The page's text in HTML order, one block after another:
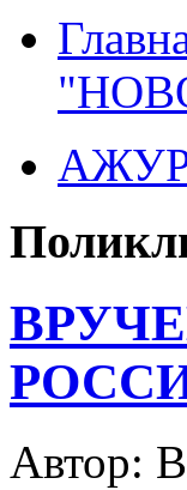
АЖУР:
Автор: